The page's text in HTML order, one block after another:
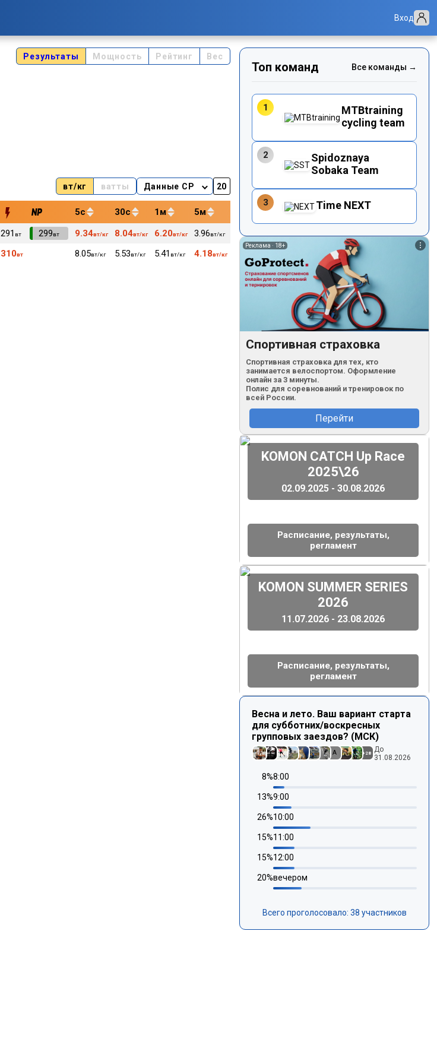
Вход
Результаты Мощность Рейтинг Вес
вт/кг ватты Данные CP
5с 30с 1м 5м 20м
40м
291 вт VI299вт 9.34вт/кг 8.04вт/кг 6.20вт/кг 3.96вт/кг 3.65вт/кг 3.57вт/кг 3.48вт/кг 157уд/м 84кг
310вт 8.05вт/кг 5.53вт/кг 5.41 вт/кг 4.18вт/кг 3.67вт/кг 160
Топ команд Все команды →
1
MTBtraining
cycling team
2
Spidoznaya
Sobaka Team
3 Time NEXT
Реклама · 18+
Спортивная страховка
Спортивная страховка для тех, кто
занимается велоспортом. Оформление
онлайн за 3 минуты.
Полис для соревнований и тренировок по
всей России.
Перейти
(
KOMON CATCH Up Race
2025\26
02.09.2025 - 30.08.2026
Расписание, результаты,
регламент
)
(
KOMON SUMMER SERIES
2026
11.07.2026 - 23.08.2026
Расписание, результаты,
регламент
)
Весна и лето. Ваш вариант старта
для субботних/воскресных
групповых заездов? (МСК)
A +28
До
31.08.2026
8%8:00
13%9:00
26%10:00
15%11:00
15%12:00
20%вечером
Всего проголосовало: 38 участников